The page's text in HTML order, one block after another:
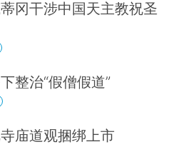
冈干涉中国天主教祝圣
整治“假僧假道”
庙道观捆绑上市